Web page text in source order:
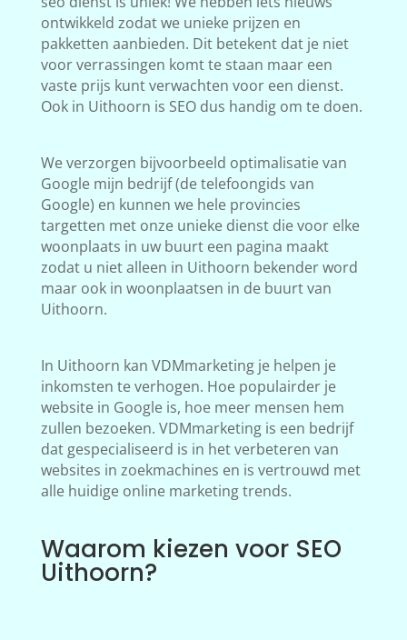
ontwikkeld zodat we unieke prijzen en
pakketten aanbieden. Dit betekent dat je niet
voor verrassingen komt te staan maar een
vaste prijs kunt verwachten voor een dienst.
Ook in Uithoorn is SEO dus handig om te doen.
We verzorgen bijvoorbeeld optimalisatie van
Google mijn bedrijf (de telefoongids van
Google) en kunnen we hele provincies
targetten met onze unieke dienst die voor elke
woonplaats in uw buurt een pagina maakt
zodat u niet alleen in Uithoorn bekender word
maar ook in woonplaatsen in de buurt van
Uithoorn.
In Uithoorn kan VDMmarketing je helpen je
inkomsten te verhogen. Hoe populairder je
website in Google is, hoe meer mensen hem
zullen bezoeken. VDMmarketing is een bedrijf
dat gespecialiseerd is in het verbeteren van
websites in zoekmachines en is vertrouwd met
alle huidige online marketing trends.
Waarom kiezen voor SEO
Uithoorn?